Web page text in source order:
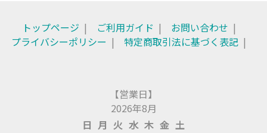
トップページ ご利用ガイド
お問い合わせ
プライバシーポリシー
特定商取引法に基づく表記
【営業日】
2026年8月
日 月 火 水 木 金 土